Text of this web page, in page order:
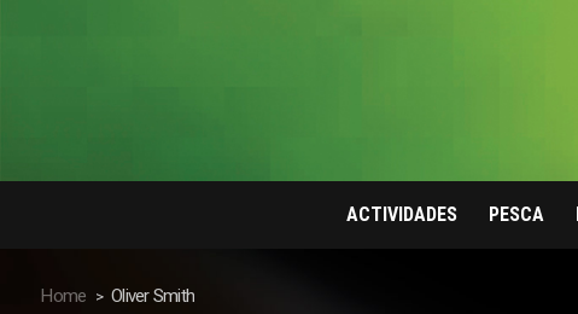
ACTIVIDADES PESCA
Home Oliver Smith